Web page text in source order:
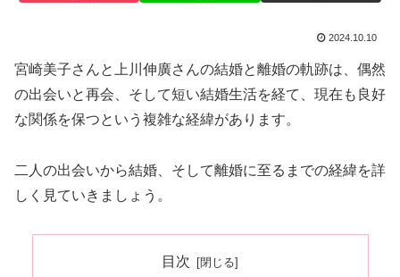
2024.10.10
宮崎美子さんと上川伸廣さんの結婚と離婚の軌跡は、偶然
の出会いと再会、そして短い結婚生活を経て、現在も良好
な関係を保つという複雑な経緯があります。
二人の出会いから結婚、そして離婚に至るまでの経緯を詳
しく見ていきましょう。
目次